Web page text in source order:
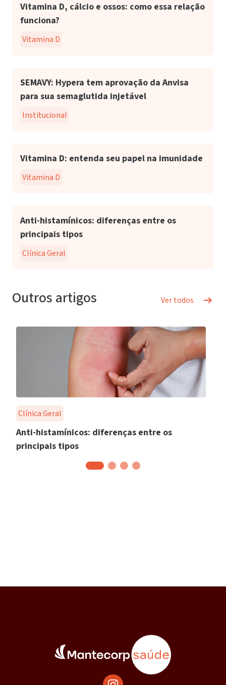
Vitamina D, cálcio e ossos: como essa relação
funciona?
Vitamina D
SEMAVY: Hypera tem aprovação da Anvisa
para sua semaglutida injetável
Institucional
Vitamina D: entenda seu papel na imunidade
Vitamina D
Anti-histamínicos: diferenças entre os
principais tipos
Clínica Geral
Outros artigos Ver todos
Clínica Geral
Anti-histamínicos: diferenças entre os
principais tipos